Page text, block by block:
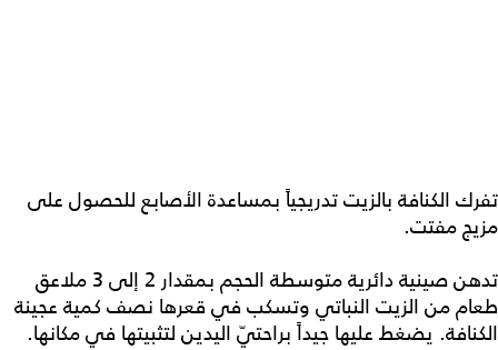
تفرك الكنافة بالزيت تدريجياً بمساعدة الأصابع للحصول على
مزيج مفتت.
تدهن صينية دائرية متوسطة الحجم بمقدار 2 إلى 3 ملاعق
طعام من الزيت النباتي وتسكب في قعرها نصف كمية عجينة
الكنافة. يضغط عليها جيداً براحتيّ اليدين لتثبيتها في مكانها.